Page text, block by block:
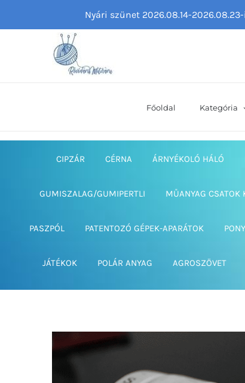
Főoldal Kategória
CIPZÁR CÉRNA ÁRNYÉKOLÓ HÁLÓ
GUMISZALAG/GUMIPERTLI MŰANYAG CSATOK
PASZPÓL PATENTOZÓ GÉPEK-APARÁTOK
JÁTÉKOK POLÁR ANYAG AGROSZÖVET
Nyári szünet 2026.08.14-